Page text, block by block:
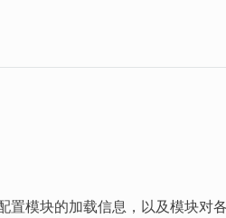
置模块的加载信息，以及模块对